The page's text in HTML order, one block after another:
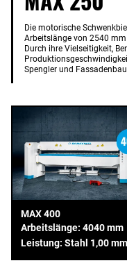
Die motorische
Arbeitslänge von 2540
Durch ihre Vielseitigkeit,
Spengler und
MAX 400
Arbeitslänge: 4040 mm
Leistung: Stahl 1,00 mm